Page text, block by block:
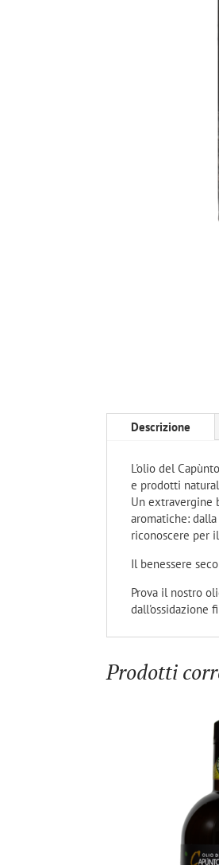
Descrizione
L'olio del
e prodotti
Un extravergine
aromatiche:
riconoscere per
Il benessere
Prova il nostro
dall'ossidazione
Prodotti